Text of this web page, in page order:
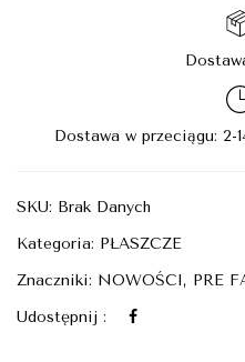
Dostawa w przeciągu: 2-
SKU: Brak Danych
Kategoria: PŁASZCZE
Znaczniki: NOWOŚCI, PRE
Udostępnij :